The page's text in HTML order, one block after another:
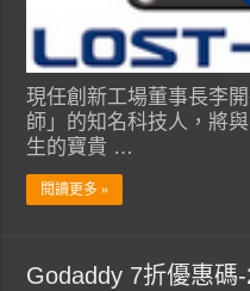
現任創新工場董事長李
師」的知名科技人，將
生的寶貴 …
閱讀更多 »
Godaddy 7折優惠碼-